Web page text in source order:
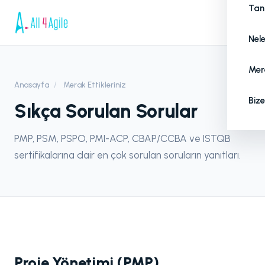
Anasayfa / Merak Ettikleriniz
Sıkça Sorulan Sorular
PMP, PSM, PSPO, PMI-ACP, CBAP/CCBA ve ISTQB
sertifikalarına dair en çok sorulan soruların yanıtları.